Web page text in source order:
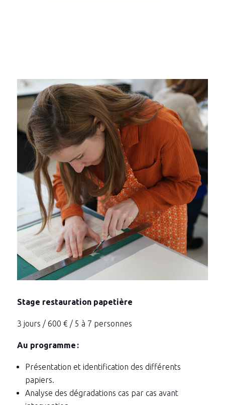
Stage restauration papetière
3 jours / 600 € / 5 à 7 personnes
Au programme :
Présentation et identification des différents
papiers.
Analyse des dégradations cas par cas avant